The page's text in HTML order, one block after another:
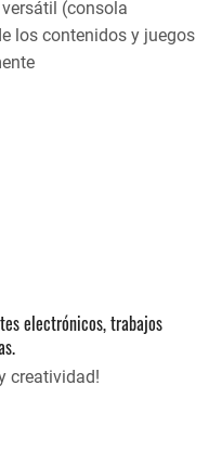
(consola
los contenidos y juegos
electrónicos, trabajos
creatividad!